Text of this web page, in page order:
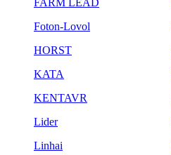
FARM LEAD
Foton-Lovol
HORST
KATA
KENTAVR
Lider
Linhai